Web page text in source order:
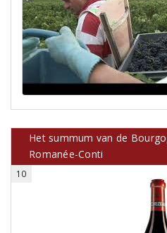
Het summum van de
Romanée-Conti
10